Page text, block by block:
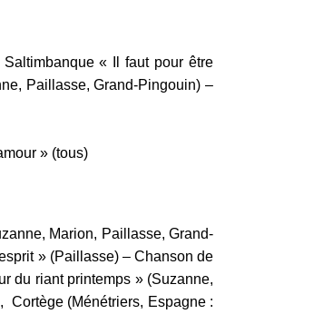
« Il faut pour être
Paillasse, Grand-Pingouin) –
» (tous)
Marion, Paillasse, Grand-
» (Paillasse) – Chanson de
du riant printemps » (Suzanne,
Cortège (Ménétriers, Espagne :